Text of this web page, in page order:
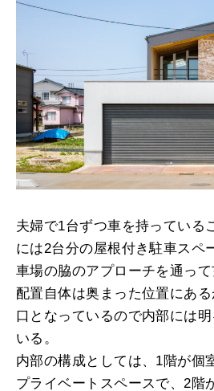
夫婦で1台ずつ車を持っている
には2台分の屋根付き駐車スペ
車場の脇のアプローチを通っ
配置自体は奥まった位置にあ
口となっているので内部には
いる。
内部の構成としては、1階が個
プライベートスペースで、2階